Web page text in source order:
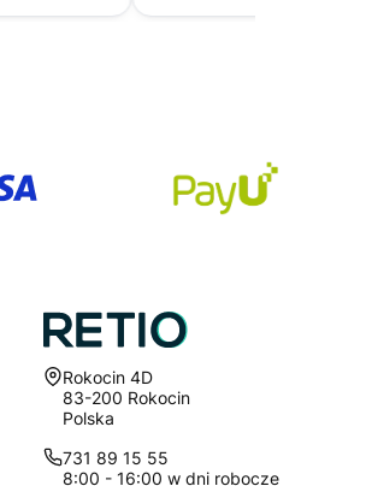
Adres:
Rokocin 4D
83-200 Rokocin
Polska
731 89 15 55
8:00 - 16:00 w dni robocze